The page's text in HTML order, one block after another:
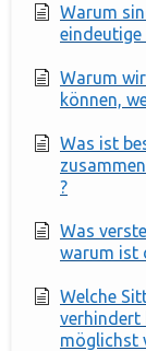
Warum
Warum
können,
Was ist
?
Was
warum ist
Welche
verhindert
möglichst